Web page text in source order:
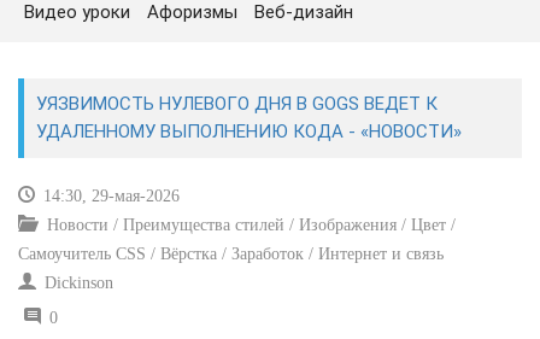
СЕГОДНЯ
САЙТОСТРОЕНИЕ
РЕМОНТ И СОВЕТЫ
ИНТЕРНЕТ И СВЯЗЬ
УЧЕБНИК CSS
Видео уроки Афоризмы Веб-дизайн
УЯЗВИМОСТЬ НУЛЕВОГО ДНЯ В GOGS ВЕДЕТ К
УДАЛЕННОМУ ВЫПОЛНЕНИЮ КОДА - «НОВОСТИ»
14:30, 29-мая-2026
Новости / Преимущества стилей / Изображения / Цвет /
Самоучитель CSS / Вёрстка / Заработок / Интернет и связь
Dickinson
0